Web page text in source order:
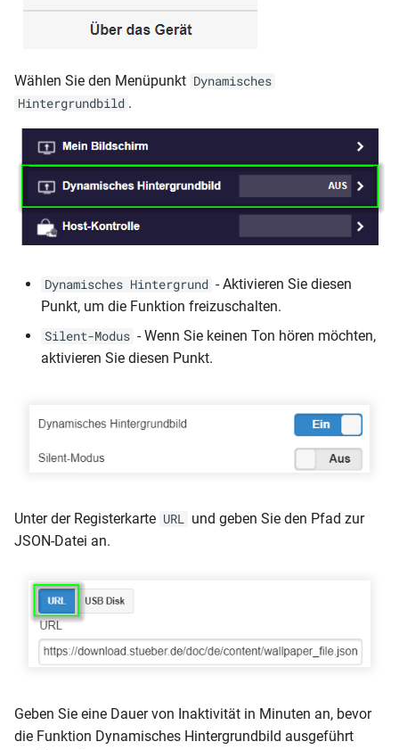
Wählen Sie den Menüpunkt Dynamisches
Hintergrundbild .
Dynamisches Hintergrund - Aktivieren Sie diesen
Punkt, um die Funktion freizuschalten.
Silent-Modus - Wenn Sie keinen Ton hören möchten,
aktivieren Sie diesen Punkt.
Unter der Registerkarte URL und geben Sie den Pfad zur
JSON-Datei an.
Geben Sie eine Dauer von Inaktivität in Minuten an, bevor
die Funktion Dynamisches Hintergrundbild ausgeführt